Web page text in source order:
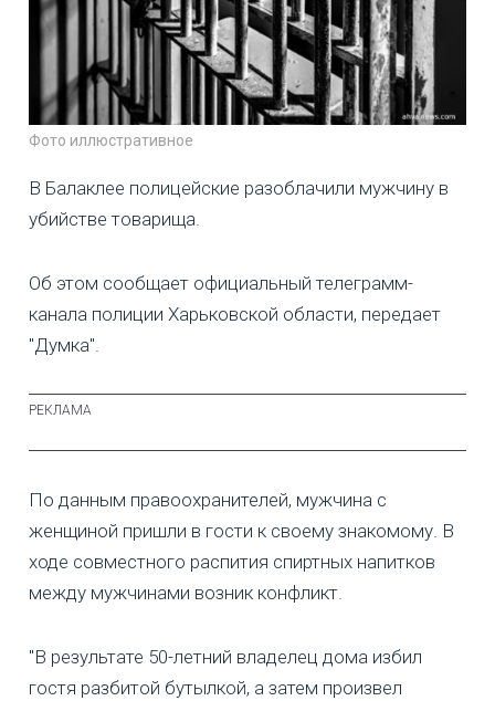
Фото иллюстративное
В Балаклее полицейские разоблачили мужчину в
убийстве товарища.
Об этом сообщает официальный телеграмм-
канала полиции Харьковской области, передает
"Думка".
По данным правоохранителей, мужчина с
женщиной пришли в гости к своему знакомому. В
ходе совместного распития спиртных напитков
между мужчинами возник конфликт.
"В результате 50-летний владелец дома избил
гостя разбитой бутылкой, а затем произвел